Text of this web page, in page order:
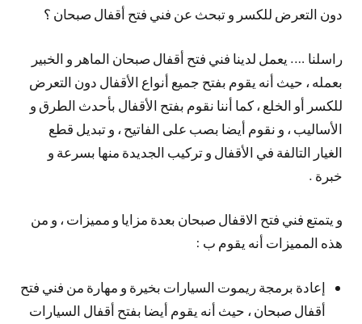
دون التعرض للكسر و تبحث عن فني فتح أقفال صبحان ؟
راسلنا …. يعمل لدينا فني فتح أقفال صبحان الماهر و الخبير
بعمله ، حيث أنه يقوم بفتح جميع أنواع الأقفال دون التعرض
للكسر أو الخلع ، كما أننا نقوم بفتح الأقفال بأحدث الطرق و
الأساليب ، و نقوم أيضا بصب على الفاتيح ، و تبديل قطع
الغيار التالفة في الأقفال و تركيب الجديدة منها بسرعة و
خبرة .
و يتمتع فني فتح الاقفال صبحان بعدة مزايا و مميزات ، و من
هذه المميزات أنه يقوم ب :
إعادة برمجة ريموت السيارات بخيرة و مهارة من فني فتح
أقفال صبحان ، حيث أنه يقوم أيضا بفتح أقفال السيارات